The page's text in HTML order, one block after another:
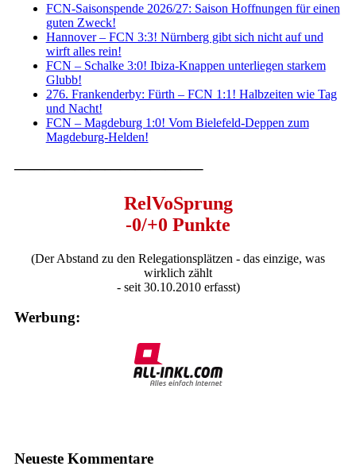
FCN-Saisonspende 2026/27: Saison Hoffnungen für einen
guten Zweck!
Hannover – FCN 3:3! Nürnberg gibt sich nicht auf und
wirft alles rein!
FCN – Schalke 3:0! Ibiza-Knappen unterliegen starkem
Glubb!
276. Frankenderby: Fürth – FCN 1:1! Halbzeiten wie Tag
und Nacht!
FCN – Magdeburg 1:0! Vom Bielefeld-Deppen zum
Magdeburg-Helden!
————————————–
RelVoSprung
-0/+0 Punkte
(Der Abstand zu den Relegationsplätzen - das einzige, was
wirklich zählt
- seit 30.10.2010 erfasst)
Werbung:
Neueste Kommentare